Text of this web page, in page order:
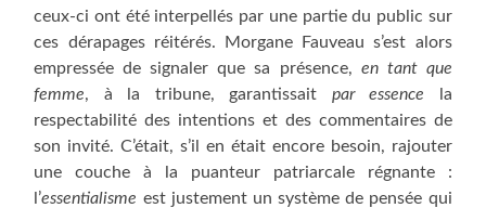
ceux-ci ont été interpellés par une partie du public sur
ces dérapages réitérés. Morgane Fauveau s’est alors
empressée de signaler que sa présence, en tant que
femme, à la tribune, garantissait par essence la
respectabilité des intentions et des commentaires de
son invité. C’était, s’il en était encore besoin, rajouter
une couche à la puanteur patriarcale régnante :
l’essentialisme est justement un système de pensée qui